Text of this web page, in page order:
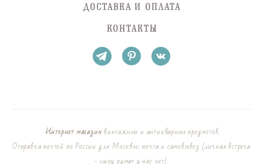
ДОСТАВКА И ОПЛАТА
КОНТАКТЫ
Интернет магазинвинтажных и антикварных предметов.
Отправка почтой по России для Москвы: почта и самовывоз (личная встреча
- «шоу рума» у нас нет)